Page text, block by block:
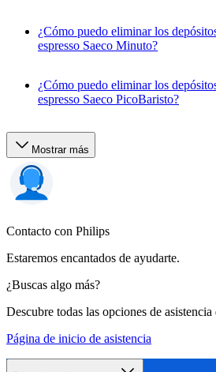
¿Cómo puedo eliminar los
espresso Saeco Minuto?
¿Cómo puedo eliminar los
espresso Saeco PicoBaristo?
Mostrar más
Contacto con Philips
Estaremos encantados de ayudarte.
¿Buscas algo más?
Descubre todas las opciones de
Página de inicio de asistencia